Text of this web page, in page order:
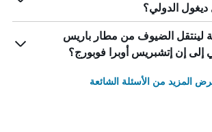
الدولي؟
لينتقل الضيوف من مطار باريس
إلى إن إتشبريس أوبرا فوبورج؟
المزيد من الأسئلة الشائعة